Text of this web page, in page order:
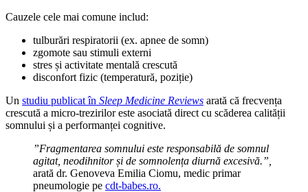
Cauzele cele mai comune includ:
tulburări respiratorii (ex. apnee de somn)
zgomote sau stimuli externi
stres și activitate mentală crescută
disconfort fizic (temperatură, poziție)
Un studiu publicat în Sleep Medicine Reviews arată că frecvența
crescută a micro-trezirilor este asociată direct cu scăderea calității
somnului și a performanței cognitive.
”Fragmentarea somnului este responsabilă de somnul
agitat, neodihnitor și de somnolența diurnă excesivă.”,
arată dr. Genoveva Emilia Ciomu, medic primar
pneumologie pe cdt-babes.ro.